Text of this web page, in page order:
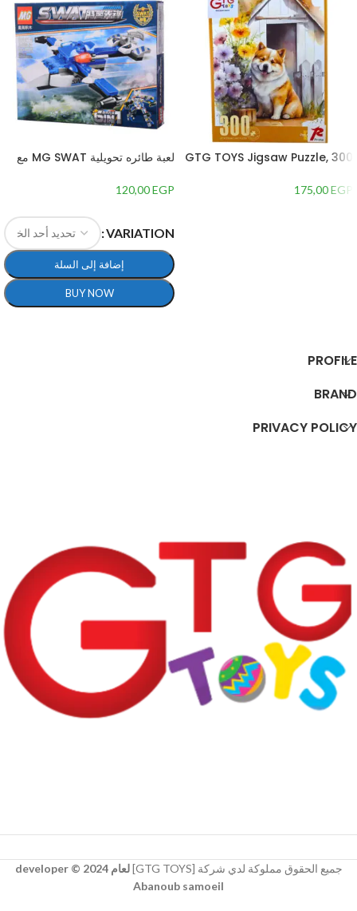
GTG TOYS Jigsaw Puzzle, 300
175,00EGP
لعبة طائره تحويلية MG SWAT مع
120,00EGP
VARIATION
إضافة إلى السلة
BUY NOW
PROFILE
BRAND
PRIVACY POLICY
جميع الحقوق مملوكة لدي شركة [GTG TOYS]
لعام 2024 © developer
Abanoub samoeil